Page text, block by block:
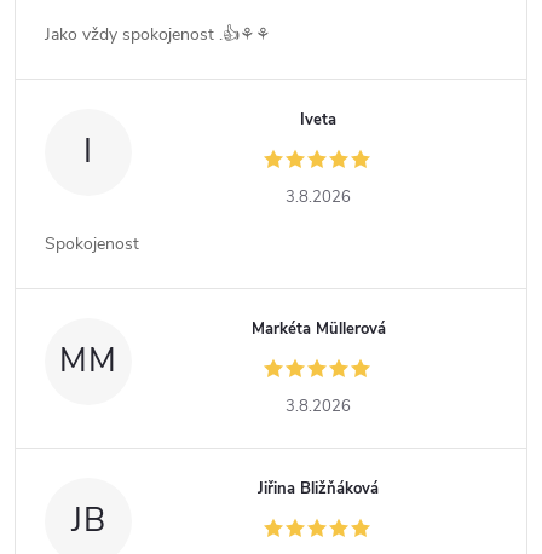
Jako vždy spokojenost .👍⚘️⚘️
I
Iveta
3.8.2026
Spokojenost
MM
Markéta Müllerová
3.8.2026
JB
Jiřina Bližňáková